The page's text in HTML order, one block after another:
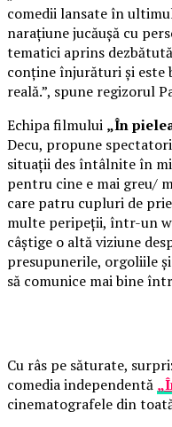
comedii lansate în
narațiune jucăușă cu
tematici aprins
conține înjurături și este
reală.”, spune regizorul
Echipa filmului „În
Decu, propune
situații des întâlnite în
pentru cine e mai greu/
care patru cupluri de
multe peripeții, într-un
câștige o altă viziune
presupunerile, orgoliile
să comunice mai bine
Cu râs pe săturate,
comedia independentă
cinematografele din